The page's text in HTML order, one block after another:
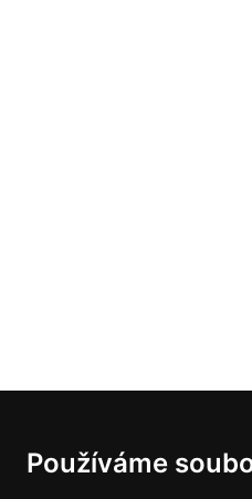
Používáme